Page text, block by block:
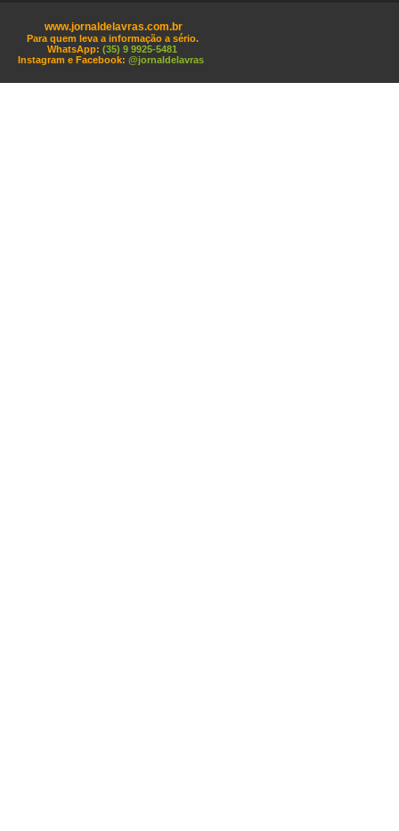
www.jornaldelavras.com.br
Para quem leva a informação a sério.
WhatsApp: (35) 9 9925-5481
Instagram e Facebook: @jornaldelavras